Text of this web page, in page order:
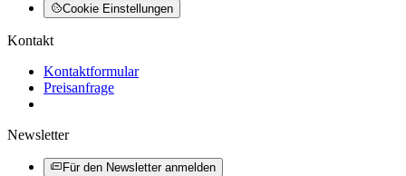
Cookie Einstellungen
Kontakt
Kontaktformular
Preisanfrage
Newsletter
Für den Newsletter anmelden